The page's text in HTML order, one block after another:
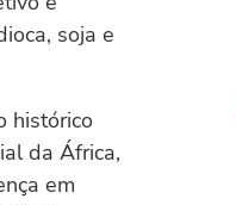
soja e
histórico
da África,
em